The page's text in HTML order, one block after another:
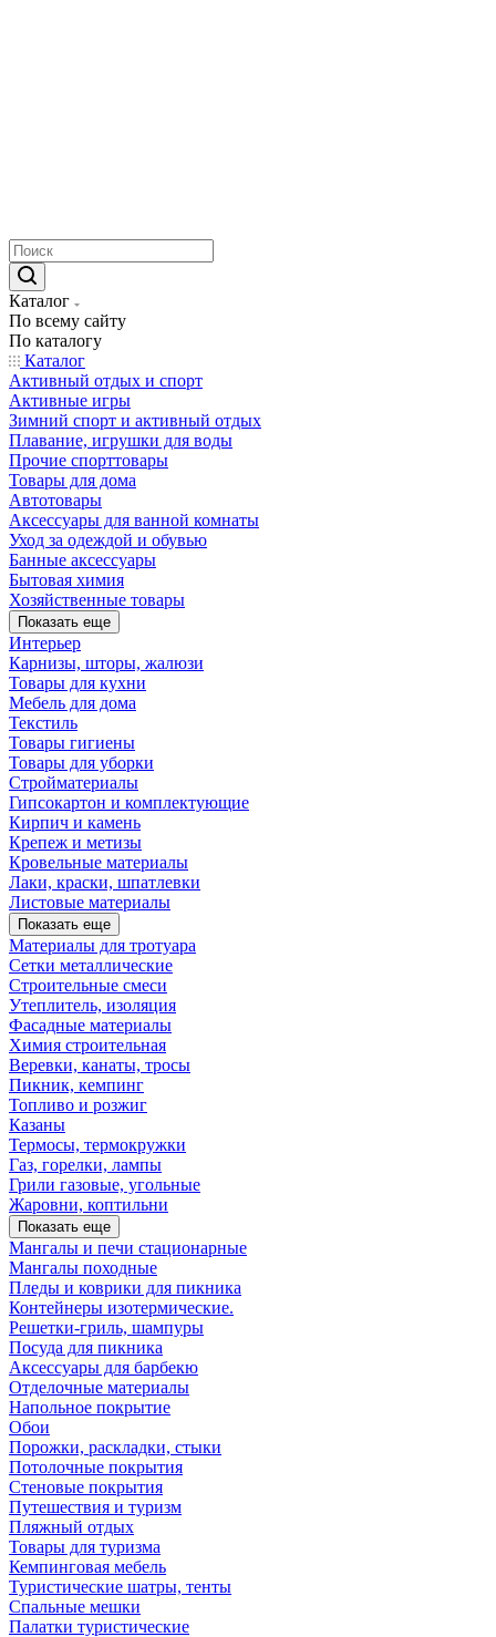
Каталог
По всему сайту
По каталогу
Каталог
Активный отдых и спорт
Активные игры
Зимний спорт и активный отдых
Плавание, игрушки для воды
Прочие спорттовары
Товары для дома
Автотовары
Аксессуары для ванной комнаты
Уход за одеждой и обувью
Банные аксессуары
Бытовая химия
Хозяйственные товары
Показать еще
Интерьер
Карнизы, шторы, жалюзи
Товары для кухни
Мебель для дома
Текстиль
Товары гигиены
Товары для уборки
Стройматериалы
Гипсокартон и комплектующие
Кирпич и камень
Крепеж и метизы
Кровельные материалы
Лаки, краски, шпатлевки
Листовые материалы
Показать еще
Материалы для тротуара
Сетки металлические
Строительные смеси
Утеплитель, изоляция
Фасадные материалы
Химия строительная
Веревки, канаты, тросы
Пикник, кемпинг
Топливо и розжиг
Казаны
Термосы, термокружки
Газ, горелки, лампы
Грили газовые, угольные
Жаровни, коптильни
Показать еще
Мангалы и печи стационарные
Мангалы походные
Пледы и коврики для пикника
Контейнеры изотермические.
Решетки-гриль, шампуры
Посуда для пикника
Аксессуары для барбекю
Отделочные материалы
Напольное покрытие
Обои
Порожки, раскладки, стыки
Потолочные покрытия
Стеновые покрытия
Путешествия и туризм
Пляжный отдых
Товары для туризма
Кемпинговая мебель
Туристические шатры, тенты
Спальные мешки
Палатки туристические